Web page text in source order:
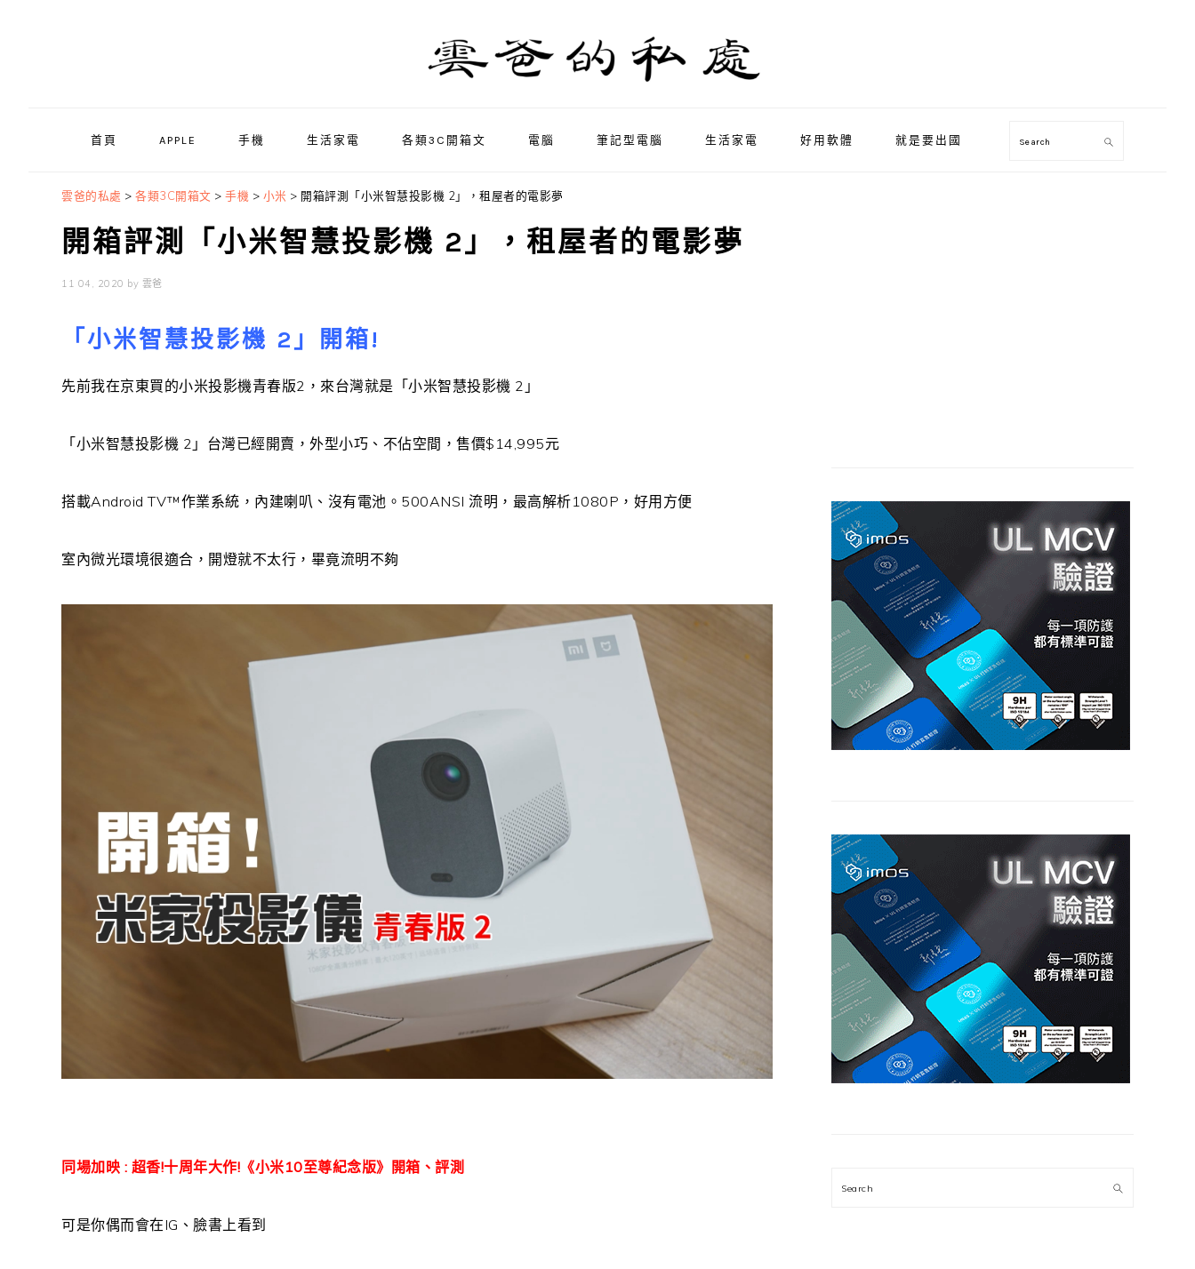
首頁 APPLE 手機 生活家電 各類3C開箱文 電腦 筆記型電腦 生活家電 好用軟體 就是要出國 Search
雲爸的私處 > 各類3C開箱文 > 手機 > 小米 > 開箱評測「小米智慧投影機 2」，租屋者的電影夢
開箱評測「小米智慧投影機 2」，租屋者的電影夢
11 04, 2020 by 雲爸
「小米智慧投影機 2」開箱!
先前我在京東買的小米投影機青春版2，來台灣就是「小米智慧投影機 2」
「小米智慧投影機 2」台灣已經開賣，外型小巧、不佔空間，售價$14,995元
搭載Android TV™作業系統，內建喇叭、沒有電池。500ANSI 流明，最高解析1080P，好用方便
室內微光環境很適合，開燈就不太行，畢竟流明不夠
同場加映 : 超香!十周年大作!《小米10至尊紀念版》開箱、評測
可是你偶而會在IG、臉書上看到
Search